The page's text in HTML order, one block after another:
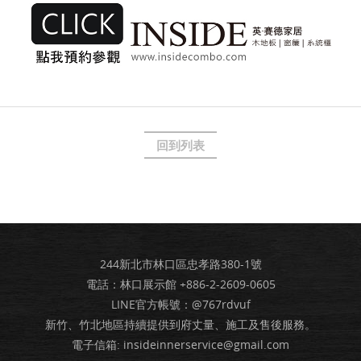
回到列表
244新北市林口區忠孝路380-1號
電話：林口展示館 +886-2-2609-0605
LINE官方帳號：@767rdvuf
新竹、竹北地區持續提供到府丈量、施工及售後服務。
電子信箱: insideinnerservice@gmail.com